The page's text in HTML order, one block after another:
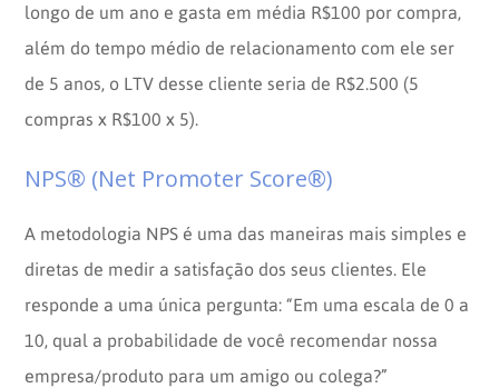
longo de um ano e gasta em média R$100 por compra,
além do tempo médio de relacionamento com ele ser
de 5 anos, o LTV desse cliente seria de R$2.500 (5
compras x R$100 x 5).
NPS® (Net Promoter Score®)
A metodologia NPS é uma das maneiras mais simples e
diretas de medir a satisfação dos seus clientes. Ele
responde a uma única pergunta: “Em uma escala de 0 a
10, qual a probabilidade de você recomendar nossa
empresa/produto para um amigo ou colega?”